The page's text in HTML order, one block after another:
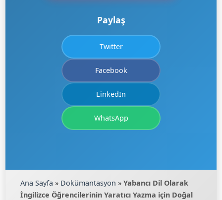
Paylaş
Twitter
Facebook
LinkedIn
WhatsApp
Ana Sayfa » Dokümantasyon » Yabancı Dil Olarak
İngilizce Öğrencilerinin Yaratıcı Yazma için Doğal